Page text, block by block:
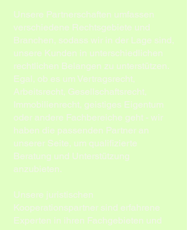
Unsere Partnerschaften umfassen
verschiedene Rechtsgebiete und
Branchen, sodass wir in der Lage sind,
unsere Kunden in unterschiedlichen
rechtlichen Belangen zu unterstützen.
Egal, ob es um Vertragsrecht,
Arbeitsrecht, Gesellschaftsrecht,
Immobilienrecht, geistiges Eigentum
oder andere Fachbereiche geht - wir
haben die passenden Partner an
unserer Seite, um qualifizierte
Beratung und Unterstützung
anzubieten.
Unsere juristischen
Kooperationspartner sind erfahrene
Experten in ihren Fachgebieten und